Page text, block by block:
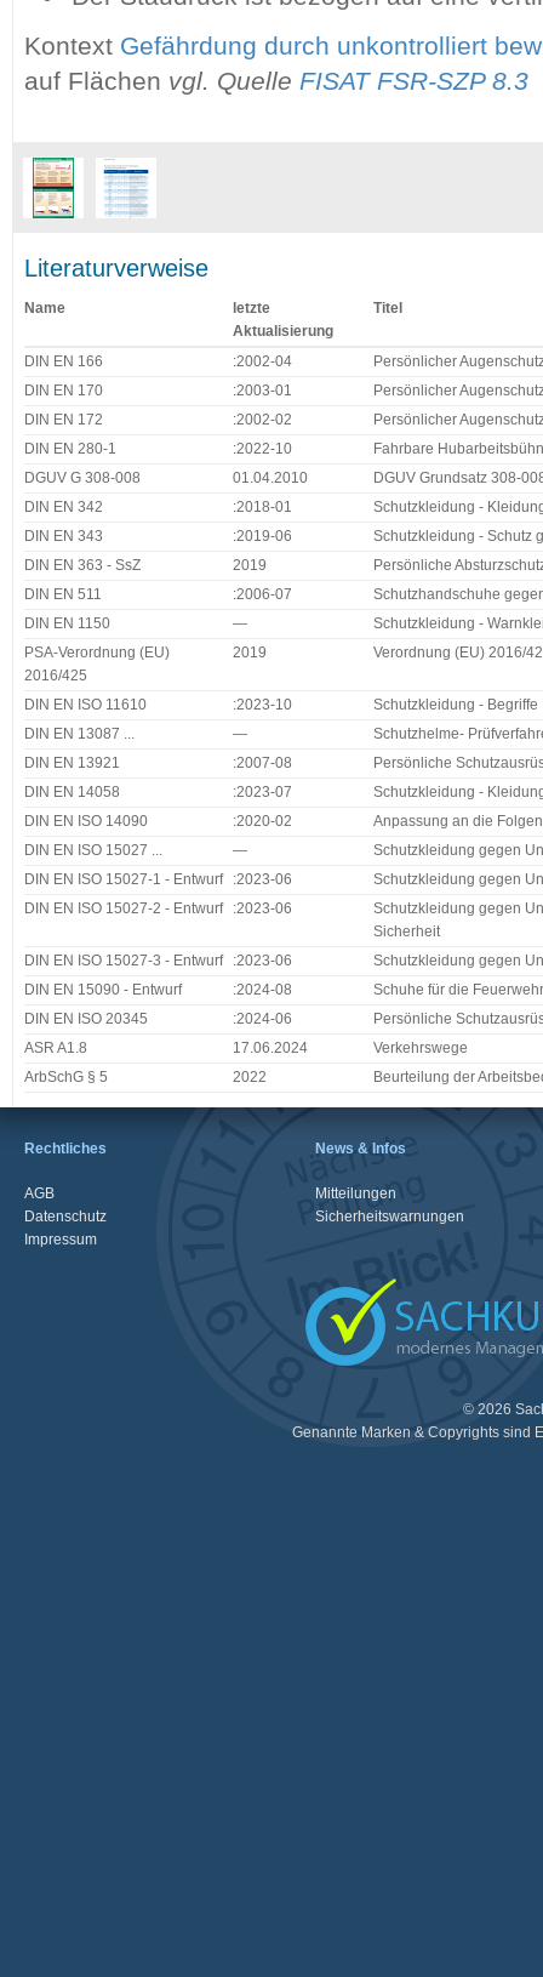
Kontext Gefährdung durch unkontrolliert
auf Flächen vgl. Quelle FISAT FSR-SZP 8.3
Literaturverweise
Name
letzte
Aktualisierung
Titel
DIN EN 166 :2002-04
Persönlicher
DIN EN 170
:2003-01
Persönlicher
DIN EN 172
:2002-02
Persönlicher
DIN EN 280-1
:2022-10
Fahrbare
DGUV G 308-008
01.04.2010
DGUV Grundsatz 308-
DIN EN 342
:2018-01
Schutzkleidung -
DIN EN 343
:2019-06
Schutzkleidung - Schutz
DIN EN 363 - SsZ
2019
Persönliche
DIN EN 511
:2006-07
Schutzhandschuhe
DIN EN 1150
—
Schutzkleidung -
PSA-Verordnung (EU)
2016/425
2019 Verordnung (EU) 2016/
DIN EN ISO 11610 :2023-10
Schutzkleidung - Begriffe
DIN EN 13087 ...
—
Schutzhelme-
DIN EN 13921
:2007-08
Persönliche
DIN EN 14058
:2023-07
Schutzkleidung -
DIN EN ISO 14090
:2020-02
Anpassung an die
DIN EN ISO 15027 ...
—
Schutzkleidung gegen
DIN EN ISO 15027-1 - Entwurf
:2023-06
Schutzkleidung gegen
DIN EN ISO 15027-2 - Entwurf
:2023-06
Schutzkleidung gegen
Sicherheit
DIN EN ISO 15027-3 - Entwurf
:2023-06
Schutzkleidung gegen
DIN EN 15090 - Entwurf
:2024-08
Schuhe für die Feuerwehr
DIN EN ISO 20345
:2024-06
Persönliche
ASR A1.8
17.06.2024
Verkehrswege
ArbSchG § 5
2022 Beurteilung der
Rechtliches
AGB
Datenschutz
Impressum
News & Infos
Mitteilungen
Sicherheitswarnungen
© 2026
Genannte Marken & Copyrights sind